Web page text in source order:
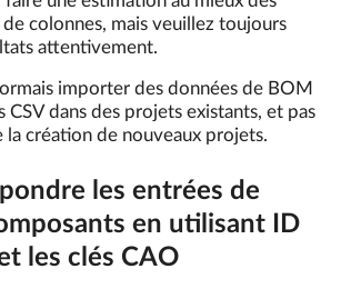
colonnes, mais veuillez toujours
attentivement.
importer des données de BOM
CSV dans des projets existants, et pas
la création de nouveaux projets.
les entrées de
en utilisant ID
les clés CAO